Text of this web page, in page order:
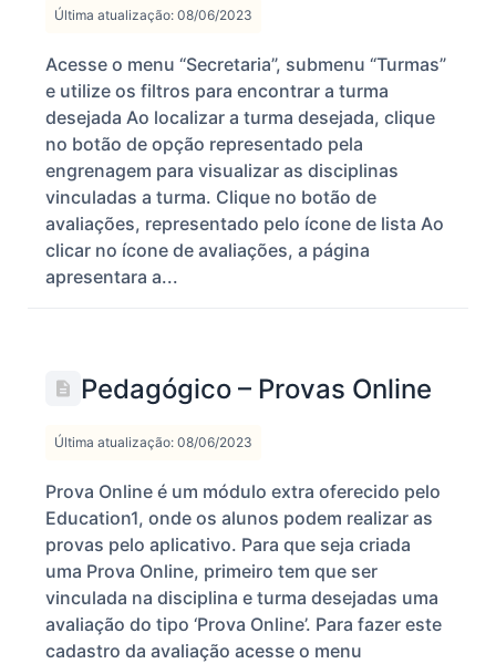
Última atualização: 08/06/2023
Acesse o menu “Secretaria”, submenu “Turmas”
e utilize os filtros para encontrar a turma
desejada Ao localizar a turma desejada, clique
no botão de opção representado pela
engrenagem para visualizar as disciplinas
vinculadas a turma. Clique no botão de
avaliações, representado pelo ícone de lista Ao
clicar no ícone de avaliações, a página
apresentara a...
Pedagógico – Provas Online
Última atualização: 08/06/2023
Prova Online é um módulo extra oferecido pelo
Education1, onde os alunos podem realizar as
provas pelo aplicativo. Para que seja criada
uma Prova Online, primeiro tem que ser
vinculada na disciplina e turma desejadas uma
avaliação do tipo ‘Prova Online’. Para fazer este
cadastro da avaliação acesse o menu